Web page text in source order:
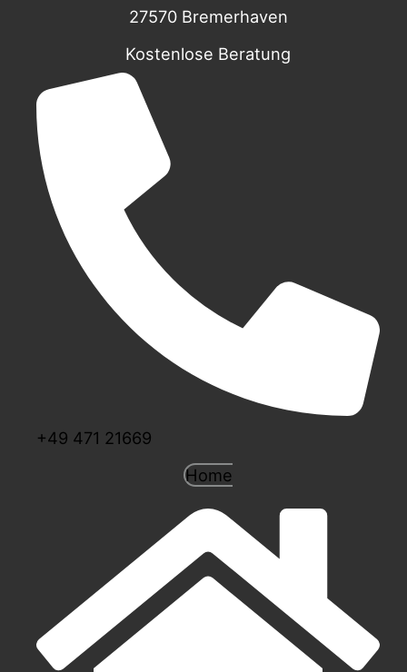
27570 Bremerhaven
Kostenlose Beratung
+49 471 21669
Home